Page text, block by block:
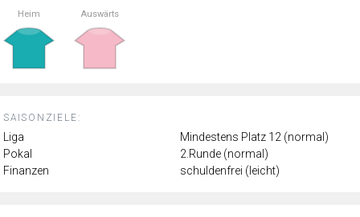
Heim Auswärts
SAISONZIELE:
Liga
Mindestens Platz 12 (normal)
Pokal
2.Runde (normal)
Finanzen
schuldenfrei (leicht)